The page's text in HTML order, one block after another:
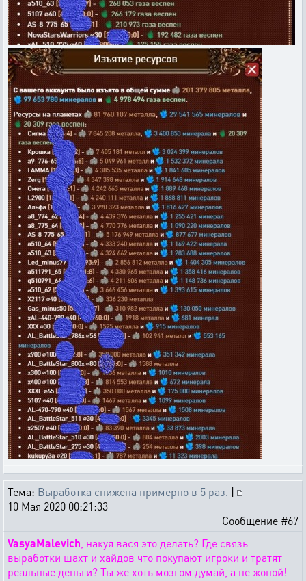
Тема: Выработка снижена примерно в 5 раз. |
10 Мая 2020 00:21:33
Сообщение #67
VasyaMalevich , накуя вася это делать? Где связь
выработки шахт и хайдов что покупают игроки и тратят
реальные деньги? Ты же хоть мозгом думай, а не жопой!